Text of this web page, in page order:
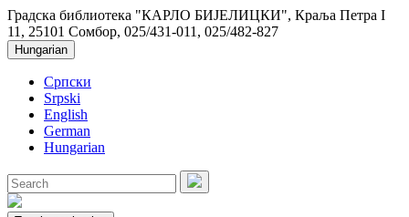
Градска библиотека "КАРЛО БИЈЕЛИЦКИ", Краља Петра I
11, 25101 Сомбор, 025/431-011, 025/482-827
Hungarian
Српски
Srpski
English
German
Hungarian